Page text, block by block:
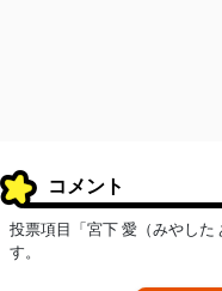
コメント
投票項目「宮下 愛（みやし
す。